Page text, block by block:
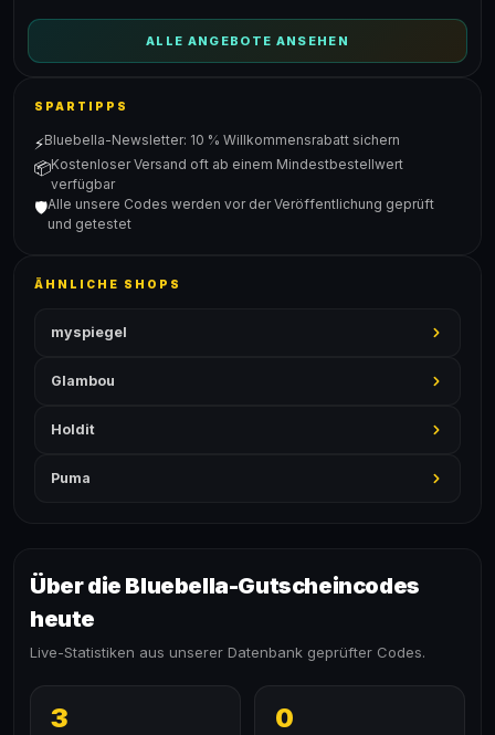
ALLE ANGEBOTE ANSEHEN
SPARTIPPS
⚡Bluebella-Newsletter: 10 % Willkommensrabatt sichern
📦Kostenloser Versand oft ab einem Mindestbestellwert
verfügbar
🛡️Alle unsere Codes werden vor der Veröffentlichung geprüft
und getestet
ÄHNLICHE SHOPS
myspiegel
Glambou
Holdit
Puma
Über die Bluebella-Gutscheincodes
heute
Live-Statistiken aus unserer Datenbank geprüfter Codes.
3 0